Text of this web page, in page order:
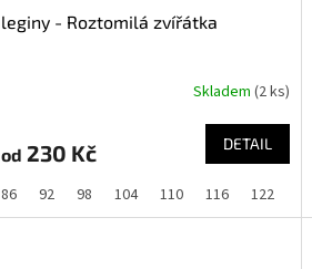
leginy - Roztomilá zvířátka
Skladem (2 ks)
od 230 Kč DETAIL
86 92 98 104 110 116 122